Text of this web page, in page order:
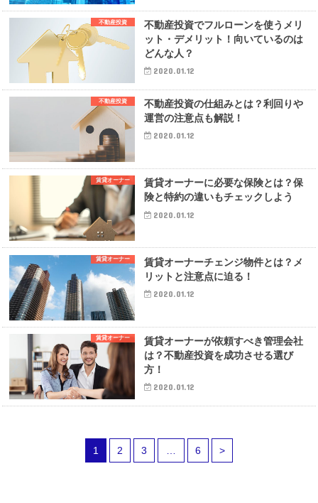
不動産投資
不動産投資でフルローンを使うメリ
ット・デメリット！向いているのは
どんな人？
2020.01.12
不動産投資
不動産投資の仕組みとは？利回りや
運営の注意点も解説！
2020.01.12
賃貸オーナー
賃貸オーナーに必要な保険とは？保
険と特約の違いもチェックしよう
2020.01.12
賃貸オーナー
賃貸オーナーチェンジ物件とは？メ
リットと注意点に迫る！
2020.01.12
賃貸オーナー
賃貸オーナーが依頼すべき管理会社
は？不動産投資を成功させる選び
方！
2020.01.12
1 2 3 … 6 >